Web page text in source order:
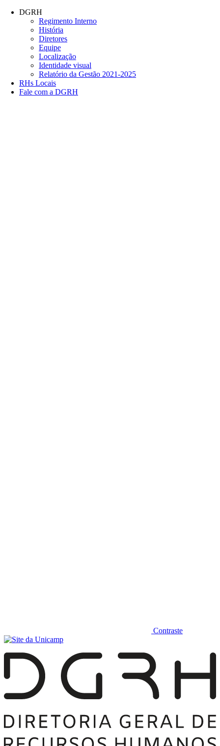
Conteúdo principal
DGRH
Regimento Interno
História
Diretores
Equipe
Localização
Identidade visual
Relatório da Gestão 2021-2025
RHs Locais
Fale com a DGRH
Contraste